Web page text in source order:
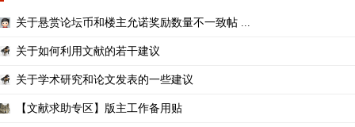
关于悬赏论坛币和楼主允诺奖励数量不一致帖 ...
关于如何利用文献的若干建议
关于学术研究和论文发表的一些建议
【文献求助专区】版主工作备用贴